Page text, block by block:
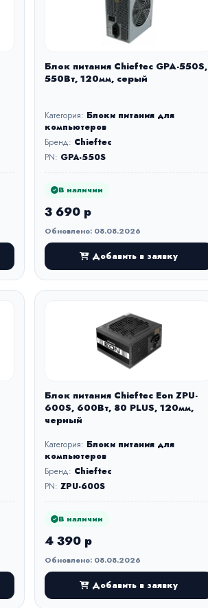
Блок питания Chieftec GPA-550S,
550Вт, 120мм, серый
Категория: Блоки питания для
компьютеров
Бренд: Chieftec
PN: GPA-550S
В наличии
3 690 р
Обновлено: 08.08.2026
Добавить в заявку
Блок питания Chieftec Eon ZPU-
600S, 600Вт, 80 PLUS, 120мм,
черный
Категория: Блоки питания для
компьютеров
Бренд: Chieftec
PN: ZPU-600S
В наличии
4 390 р
Обновлено: 08.08.2026
Добавить в заявку